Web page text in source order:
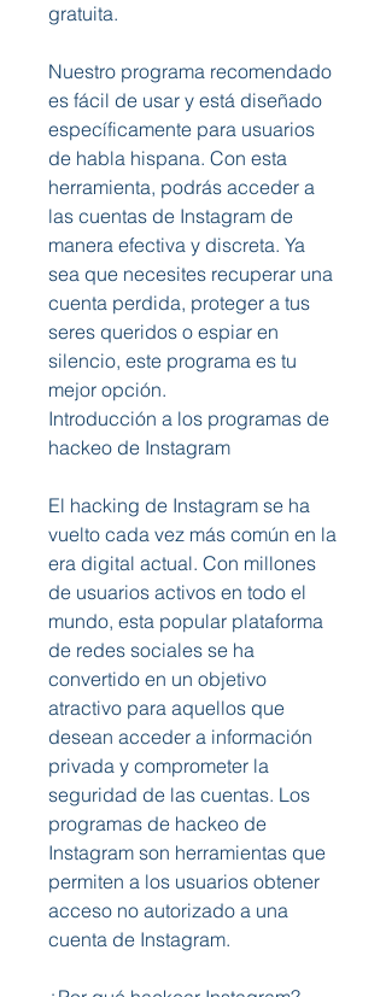
gratuita.
Nuestro programa recomendado
es fácil de usar y está diseñado
específicamente para usuarios
de habla hispana. Con esta
herramienta, podrás acceder a
las cuentas de Instagram de
manera efectiva y discreta. Ya
sea que necesites recuperar una
cuenta perdida, proteger a tus
seres queridos o espiar en
silencio, este programa es tu
mejor opción.
Introducción a los programas de
hackeo de Instagram
El hacking de Instagram se ha
vuelto cada vez más común en la
era digital actual. Con millones
de usuarios activos en todo el
mundo, esta popular plataforma
de redes sociales se ha
convertido en un objetivo
atractivo para aquellos que
desean acceder a información
privada y comprometer la
seguridad de las cuentas. Los
programas de hackeo de
Instagram son herramientas que
permiten a los usuarios obtener
acceso no autorizado a una
cuenta de Instagram.